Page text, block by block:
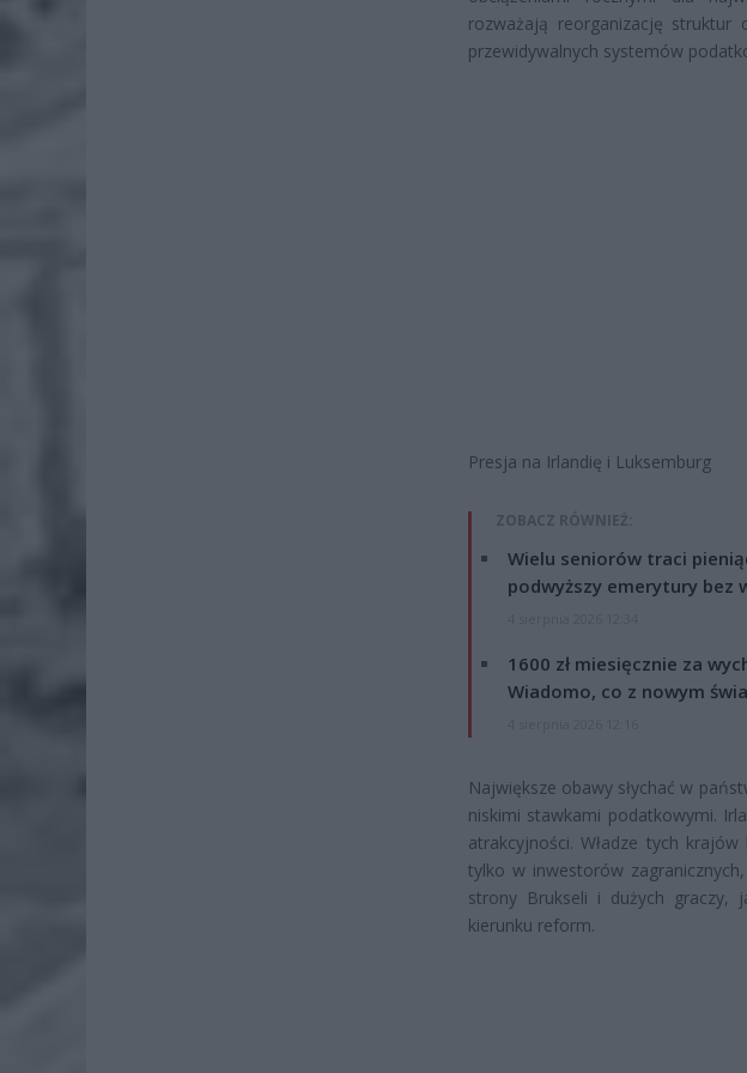
rozważają reorganizację struktur
przewidywalnych systemów
Presja na Irlandię i Luksemburg
ZOBACZ RÓWNIEŻ:
Wielu seniorów traci
podwyższy emerytury bez
1600 zł miesięcznie za
Wiadomo, co z nowym
Największe obawy słychać w
niskimi stawkami podatkowymi.
atrakcyjności. Władze tych
tylko w inwestorów
strony Brukseli i dużych graczy,
kierunku reform.